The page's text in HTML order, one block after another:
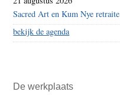
Sacred Art en Kum Nye retraite
bekijk de agenda
De werkplaats